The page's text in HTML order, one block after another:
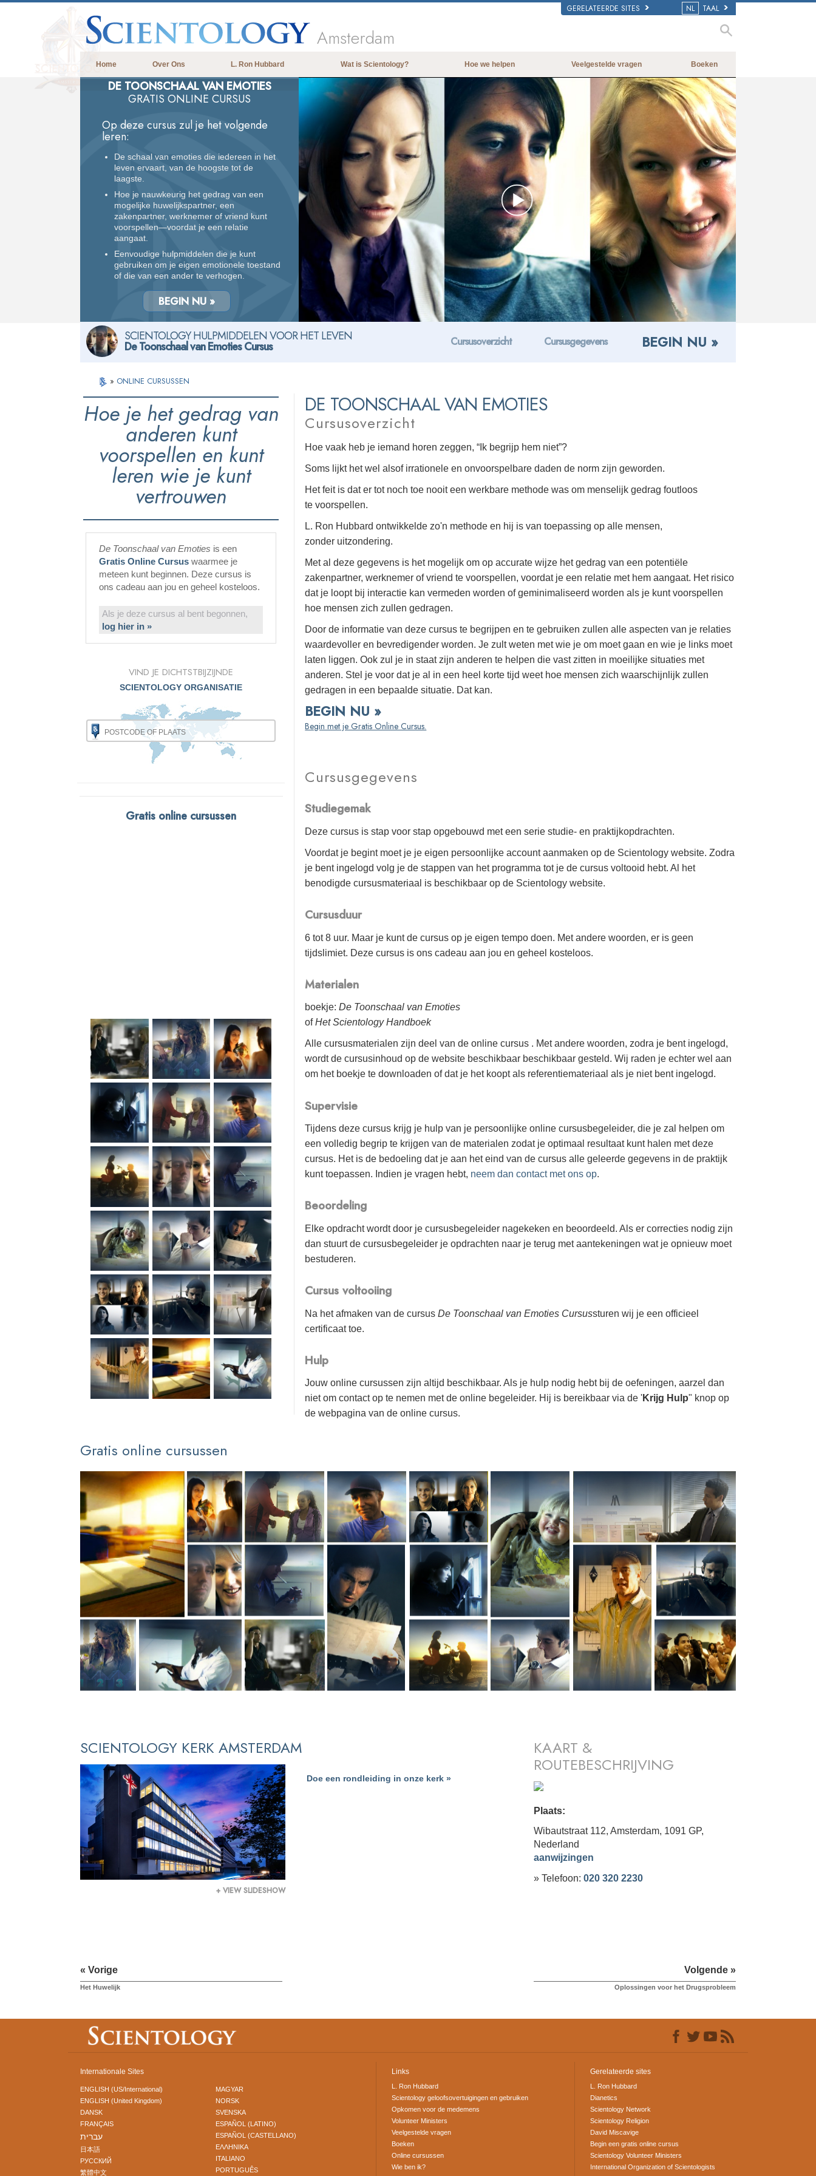
GERELATEERDE SITES NL TAAL
Amsterdam
Home Over Ons L. Ron Hubbard Wat is Scientology?
Overtuigingen & Praktijken
De Credo’s en Codes van Scientology
Wat scientologen zeggen over
Scientology
Maak kennis met een scientoloog
Binnen in een Kerk
De Grondbeginselen van Scientology
Een Inleiding tot Dianetics
Liefde en Haat –
Wat is Grootheid?
Hoe we helpen Veelgestelde vragen
Achtergrond en Grondbeginselen
Binnen in een Kerk
De organisatie van Scientology
Boeken
Beginnersboeken
Luisterboeken
Introductielezingen
Films
Play
Video
DE TOONSCHAAL VAN EMOTIES
GRATIS ONLINE CURSUS
Op deze cursus zul je het volgende
leren:
De schaal van emoties die iedereen in het
leven ervaart, van de hoogste tot de
laagste.
Hoe je nauwkeurig het gedrag van een
mogelijke huwelijkspartner, een
zakenpartner, werknemer of vriend kunt
voorspellen—voordat je een relatie
aangaat.
Eenvoudige hulpmiddelen die je kunt
gebruiken om je eigen emotionele toestand
of die van een ander te verhogen.
BEGIN NU »
SCIENTOLOGY HULPMIDDELEN VOOR HET LEVEN
De Toonschaal van Emoties Cursus Cursusoverzicht Cursusgegevens BEGIN NU »
» ONLINE CURSUSSEN
DE TOONSCHAAL VAN EMOTIES
Cursusoverzicht
Hoe vaak heb je iemand horen zeggen, “Ik begrijp hem niet”?
Soms lijkt het wel alsof irrationele en onvoorspelbare daden de norm zijn geworden.
Het feit is dat er tot noch toe nooit een werkbare methode was om menselijk gedrag foutloos
te voorspellen.
L. Ron Hubbard ontwikkelde zo'n methode en hij is van toepassing op alle mensen,
zonder uitzondering.
Met al deze gegevens is het mogelijk om op accurate wijze het gedrag van een potentiële
zakenpartner, werknemer of vriend te voorspellen, voordat je een relatie met hem aangaat. Het risico
dat je loopt bij interactie kan vermeden worden of geminimaliseerd worden als je kunt voorspellen
hoe mensen zich zullen gedragen.
Door de informatie van deze cursus te begrijpen en te gebruiken zullen alle aspecten van je relaties
waardevoller en bevredigender worden. Je zult weten met wie je om moet gaan en wie je links moet
laten liggen. Ook zul je in staat zijn anderen te helpen die vast zitten in moeilijke situaties met
anderen. Stel je voor dat je al in een heel korte tijd weet hoe mensen zich waarschijnlijk zullen
gedragen in een bepaalde situatie. Dat kan.
BEGIN NU »
Begin met je Gratis Online Cursus.
Cursusgegevens
Studiegemak
Deze cursus is stap voor stap opgebouwd met een serie studie- en praktijkopdrachten.
Voordat je begint moet je je eigen persoonlijke account aanmaken op de Scientology website. Zodra
je bent ingelogd volg je de stappen van het programma tot je de cursus voltooid hebt. Al het
benodigde cursusmateriaal is beschikbaar op de Scientology website.
Cursusduur
6 tot 8 uur. Maar je kunt de cursus op je eigen tempo doen. Met andere woorden, er is geen
tijdslimiet. Deze cursus is ons cadeau aan jou en geheel kosteloos.
Materialen
boekje:De Toonschaal van Emoties
ofHet Scientology Handboek
Alle cursusmaterialen zijn deel van de online cursus . Met andere woorden, zodra je bent ingelogd,
wordt de cursusinhoud op de website beschikbaar beschikbaar gesteld. Wij raden je echter wel aan
om het boekje te downloaden of dat je het koopt als referentiemateriaal als je niet bent ingelogd.
Supervisie
Tijdens deze cursus krijg je hulp van je persoonlijke online cursusbegeleider, die je zal helpen om
een volledig begrip te krijgen van de materialen zodat je optimaal resultaat kunt halen met deze
cursus. Het is de bedoeling dat je aan het eind van de cursus alle geleerde gegevens in de praktijk
kunt toepassen. Indien je vragen hebt, neem dan contact met ons op.
Beoordeling
Elke opdracht wordt door je cursusbegeleider nagekeken en beoordeeld. Als er correcties nodig zijn
dan stuurt de cursusbegeleider je opdrachten naar je terug met aantekeningen wat je opnieuw moet
bestuderen.
Cursus voltooiing
Na het afmaken van de cursusDe Toonschaal van Emoties Cursussturen wij je een officieel
certificaattoe.
Hulp
Jouw online cursussen zijn altijd beschikbaar. Als je hulp nodig hebt bij de oefeningen, aarzel dan
niet om contact op te nemen met de online begeleider. Hij is bereikbaar via de 'Krijg Hulp" knop op
de webpagina van de online cursus.
Hoe je het gedrag van
anderen kunt
voorspellen en kunt
leren wie je kunt
vertrouwen
De Toonschaal van Emoties is een
Gratis Online Cursus waarmee je
meteen kunt beginnen. Deze cursus is
ons cadeau aan jou en geheel kosteloos.
Als je deze cursus al bent begonnen,
log hier in »
VIND JE DICHTSTBIJZIJNDE
SCIENTOLOGY ORGANISATIE
Gratis online cursussen
Gratis online cursussen
SCIENTOLOGY KERK AMSTERDAM
+ VIEW SLIDESHOW
Doe een rondleiding in onze kerk »
KAART &
ROUTEBESCHRIJVING
Plaats:
Wibautstraat 112, Amsterdam, 1091 GP,
Nederland
aanwijzingen
» Telefoon: 020 320 2230
« Vorige
Het Huwelijk
Volgende »
Oplossingen voor het Drugsprobleem
Internationale Sites
ENGLISH (US/International)
ENGLISH (United Kingdom)
DANSK
FRANÇAIS
עברית
日本語
РУССКИЙ
繁體中文
MAGYAR
NORSK
SVENSKA
ESPAÑOL (LATINO)
ESPAÑOL (CASTELLANO)
ΕΛΛΗΝΙΚA
ITALIANO
PORTUGUÊS
Links
L. Ron Hubbard
Scientology geloofsovertuigingen en gebruiken
Opkomen voor de medemens
Volunteer Ministers
Veelgestelde vragen
Boeken
Online cursussen
Wie ben ik?
Gerelateerde sites
L. Ron Hubbard
Dianetics
Scientology Network
Scientology Religion
David Miscavige
Begin een gratis online cursus
Scientology Volunteer Ministers
International Organization of Scientologists